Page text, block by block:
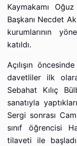
Kaymakamı
Başkanı Necdet
kurumlarının
katıldı.
Açılışın
davetliler ilk
Sebahat Kılıç
sanatıyla
Sergi sonrası
sınıf öğrencisi
tilaveti ile başladı